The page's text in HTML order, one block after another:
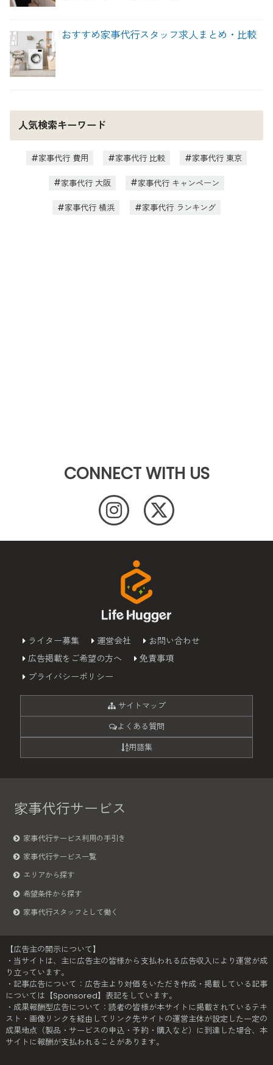
おすすめ家事代行スタッフ求人まとめ・比較
人気検索キーワード
家事代行 費用 家事代行 比較 家事代行 東京
家事代行 大阪 家事代行 キャンペーン
家事代行 横浜 家事代行 ランキング
CONNECT WITH US
ライター募集 運営会社
お問い合わせ
広告掲載をご希望の方へ
免責事項
プライバシーポリシー
サイトマップ
よくある質問
用語集
家事代行サービス
家事代行サービス利用の手引き
家事代行サービス一覧
エリアから探す
希望条件から探す
家事代行スタッフとして働く
【広告主の開示について】
・当サイトは、主に広告主の皆様から支払われる広告収入により運営が成
り立っています。
・記事広告について：広告主より対価をいただき作成・掲載している記事
については【Sponsored】表記をしています。
・成果報酬型広告について：読者の皆様が本サイトに掲載されているテキ
スト・画像リンクを経由してリンク先サイトの運営主体が設定した一定の
成果地点（製品・サービスの申込・予約・購入など）に到達した場合、本
サイトに報酬が支払われることがあります。